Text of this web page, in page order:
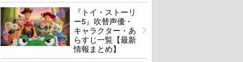
『トイ・ストーリ
ー5』吹替声優・
キャラクター・あ
らすじ一覧【最新
情報まとめ】